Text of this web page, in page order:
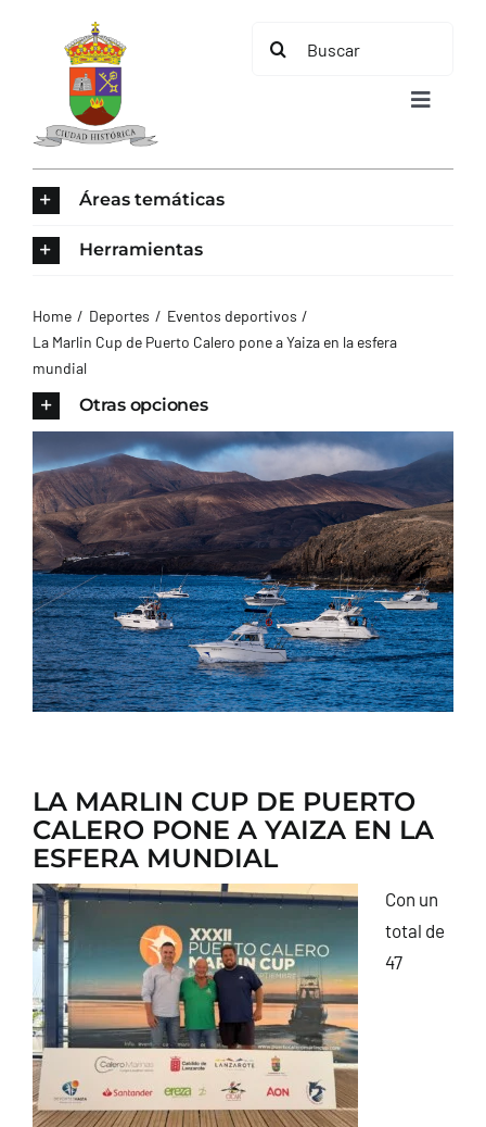
contenido
Buscar:
Toggle
AYUNTAMIENTO
CONTACTO
Áreas temáticas
Herramientas
Home Deportes
Eventos deportivos
La Marlin Cup de Puerto Calero pone a Yaiza en la esfera
mundial
Otras opciones
LA MARLIN CUP DE PUERTO
CALERO PONE A YAIZA EN LA
ESFERA MUNDIAL
Con un
total de
47